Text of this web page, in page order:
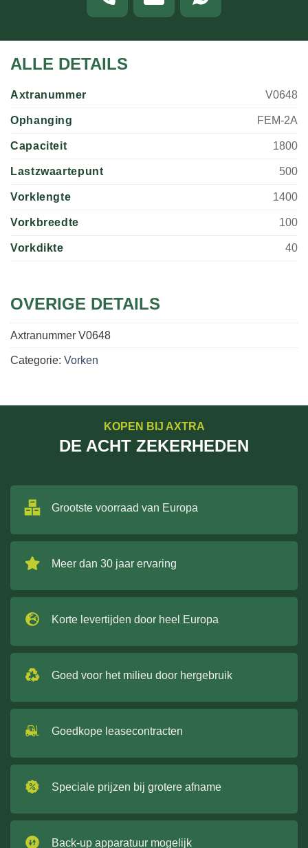
ALLE DETAILS
Axtranummer V0648
Ophanging FEM-2A
Capaciteit 1800
Lastzwaartepunt 500
Vorklengte 1400
Vorkbreedte 100
Vorkdikte 40
OVERIGE DETAILS
Axtranummer V0648
Categorie: Vorken
KOPEN BIJ AXTRA
DE ACHT ZEKERHEDEN
Grootste voorraad van Europa
Meer dan 30 jaar ervaring
Korte levertijden door heel Europa
Goed voor het milieu door hergebruik
Goedkope leasecontracten
Speciale prijzen bij grotere afname
Back-up apparatuur mogelijk